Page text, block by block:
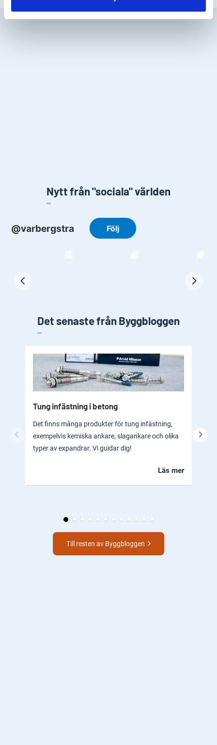
Nytt från "sociala" världen
Det senaste från Byggbloggen
Tung infästning i betong
Det finns många produkter för tung infästning,
exempelvis kemiska ankare, slagankare och olika
typer av expandrar. Vi guidar dig!
Läs mer
Till resten av Byggbloggen